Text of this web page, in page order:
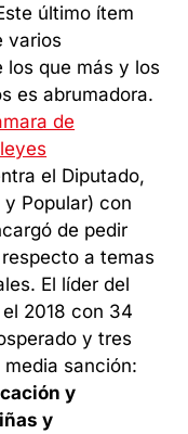
último ítem
varios
los que más y los
es abrumadora.
de
el Diputado,
Popular) con
de pedir
a temas
El líder del
2018 con 34
y tres
sanción:
y
y